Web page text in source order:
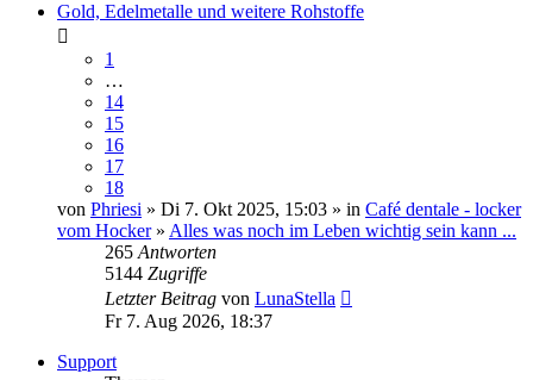
Gold, Edelmetalle und weitere Rohstoffe
1
…
14
15
16
17
18
von Phriesi » Di 7. Okt 2025, 15:03 » in Café dentale - locker
vom Hocker» Alles was noch im Leben wichtig sein kann ...
265 Antworten
5144 Zugriffe
Letzter Beitrag von LunaStella
Fr 7. Aug 2026, 18:37
Support